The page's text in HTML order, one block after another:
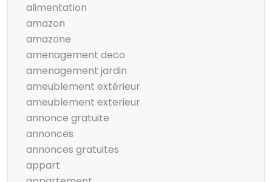
alimentation
amazon
amazone
amenagement deco
amenagement jardin
ameublement extérieur
ameublement exterieur
annonce gratuite
annonces
annonces gratuites
appart